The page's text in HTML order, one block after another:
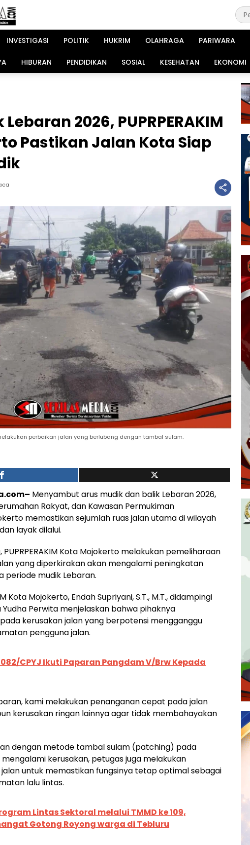
INVESTIGASI POLITIK HUKRIM OLAHRAGA PARIWARA
HIBURAN PENDIDIKAN SOSIAL KESEHATAN EKONOMI
2026, PUPRPERAKIM
Pastikan Jalan Kota Siap
perbaikan jalan yang berlubang dengan tambal sulam.
Menyambut arus mudik dan balik Lebaran 2026,
Rakyat, dan Kawasan Permukiman
memastikan sejumlah ruas jalan utama di wilayah
layak dilalui.
PUPRPERAKIM Kota Mojokerto melakukan pemeliharaan
yang diperkirakan akan mengalami peningkatan
periode mudik Lebaran.
Kota Mojokerto, Endah Supriyani, S.T., M.T., didampingi
Yudha Perwita menjelaskan bahwa pihaknya
kerusakan jalan yang berpotensi mengganggu
pengguna jalan.
CPYJ Ikuti Paparan Pangdam V/Brw Kepada
kami melakukan penanganan cepat pada jalan
kerusakan ringan lainnya agar tidak membahayakan
dengan metode tambal sulam (patching) pada
kerusakan, petugas juga melakukan
untuk memastikan fungsinya tetap optimal sebagai
lalu lintas.
Lintas Sektoral melalui TMMD ke 109,
Gotong Royong warga di Tebluru